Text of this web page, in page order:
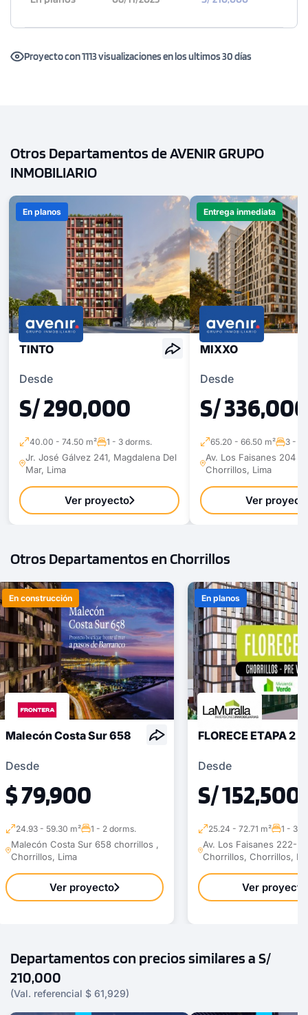
Desde
S/ 730,000
Modelo X015
128.70 m² Piso 11
4 dorms. 3 baños
COTIZAR AHORA
Desde
S/ 760,000
Modelo X016
135.30 m² Piso 11
4 dorms. 4 baños
COTIZAR AHORA
1 unidad disponible
Desde
S/ 620,000
Proyecto con 1113 visualizaciones en los ultimos 30 días
Otros Departamentos de AVENIR GRUPO
INMOBILIARIO
En planos
TINTO
Desde
S/ 290,000
40.00 - 74.50 m² 1 - 3 dorms.
Jr. José Gálvez 241, Magdalena Del
Mar, Lima
Ver proyecto
Entrega inmediata
MIXXO
Desde
S/ 336,000
65.20 - 66.50 m² 3 - 3
Av. Los Faisanes 204 -
Chorrillos, Lima
Ver
Otros Departamentos en Chorrillos
En construcción
Malecón Costa Sur 658
Desde
$ 79,900
24.93 - 59.30 m² 1 - 2 dorms.
Malecón Costa Sur 658 chorrillos ,
Chorrillos, Lima
Ver proyecto
En planos
FLORECE ETAPA 2
Desde
S/ 152,500
25.24 - 72.71 m² 1 - 3
Av. Los Faisanes 222-
Chorrillos, Chorrillos,
Ver proyecto
Departamentos con precios similares a S/
210,000
(Val. referencial $ 61,929)